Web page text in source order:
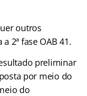
outros
2ª fase OAB 41.
preliminar
por meio do
do